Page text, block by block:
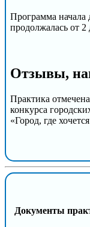
Программа начала
продолжалась от 2
Отзывы,
Практика
конкурса
«Город, где
Документы